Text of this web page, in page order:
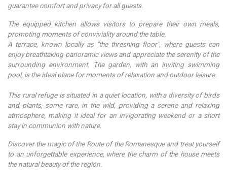
guarantee comfort and privacy for all guests.
The equipped kitchen allows visitors to prepare their own meals,
promoting moments of conviviality around the table.
A terrace, known locally as "the threshing floor", where guests can
enjoy breathtaking panoramic views and appreciate the serenity of the
surrounding environment. The garden, with an inviting swimming
pool, is the ideal place for moments of relaxation and outdoor leisure.
This rural refuge is situated in a quiet location, with a diversity of birds
and plants, some rare, in the wild, providing a serene and relaxing
atmosphere, making it ideal for an invigorating weekend or a short
stay in communion with nature.
Discover the magic of the Route of the Romanesque and treat yourself
to an unforgettable experience, where the charm of the house meets
the natural beauty of the region.